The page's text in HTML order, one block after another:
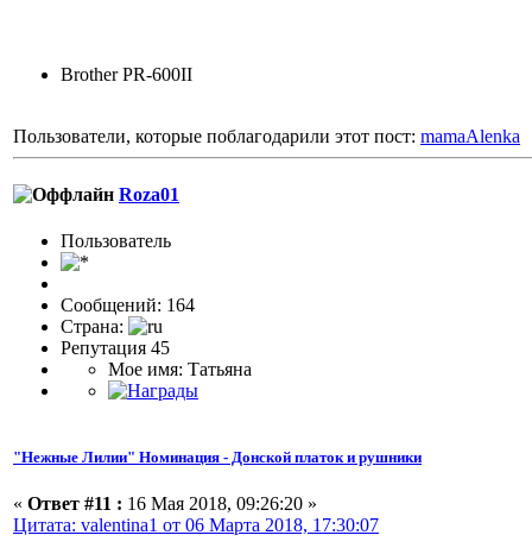
Brother PR-600II
Пользователи, которые поблагодарили этот пост: mamaAlenka
Roza01
Пользовaтeль
Сообщений: 164
Страна:
Репутация 45
Мое имя: Татьяна
"Нежные Лилии" Номинация - Донской платок и рушники
« Ответ #11 : 16 Мая 2018, 09:26:20 »
Цитата: valentina1 от 06 Марта 2018, 17:30:07